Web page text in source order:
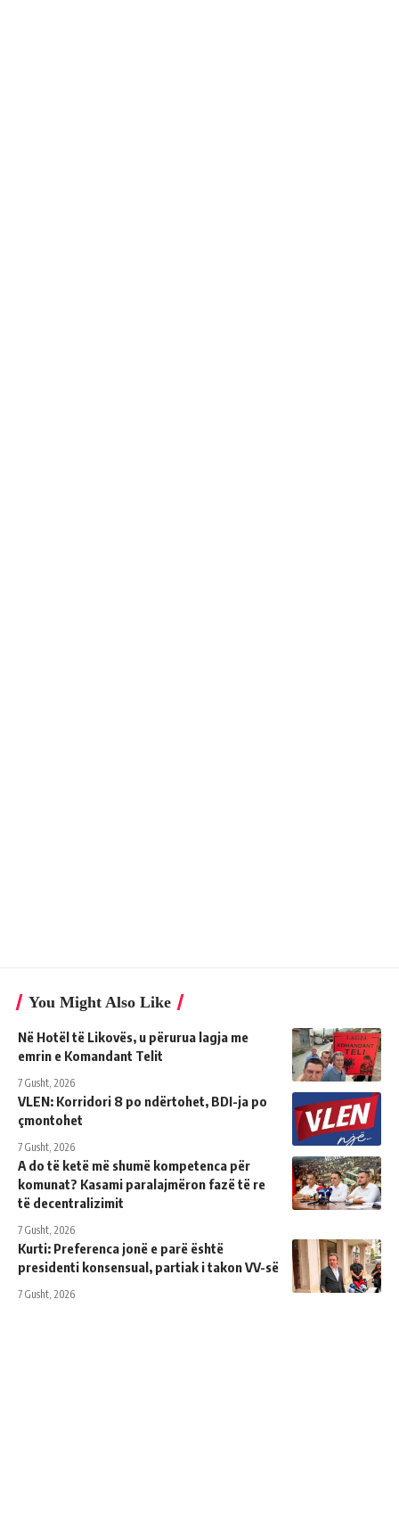
You Might Also Like
Në Hotël të Likovës, u përurua lagja me
emrin e Komandant Telit
7 Gusht, 2026
VLEN: Korridori 8 po ndërtohet, BDI-ja po
çmontohet
7 Gusht, 2026
A do të ketë më shumë kompetenca për
komunat? Kasami paralajmëron fazë të re
të decentralizimit
7 Gusht, 2026
Kurti: Preferenca jonë e parë është
presidenti konsensual, partiak i takon VV-së
7 Gusht, 2026